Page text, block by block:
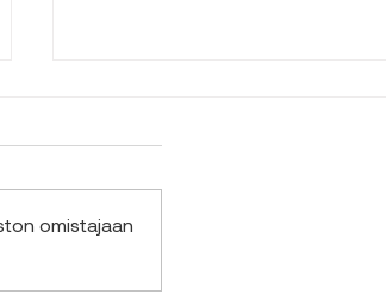
Palkkaamme kuljettajia Kela-
omistajaan